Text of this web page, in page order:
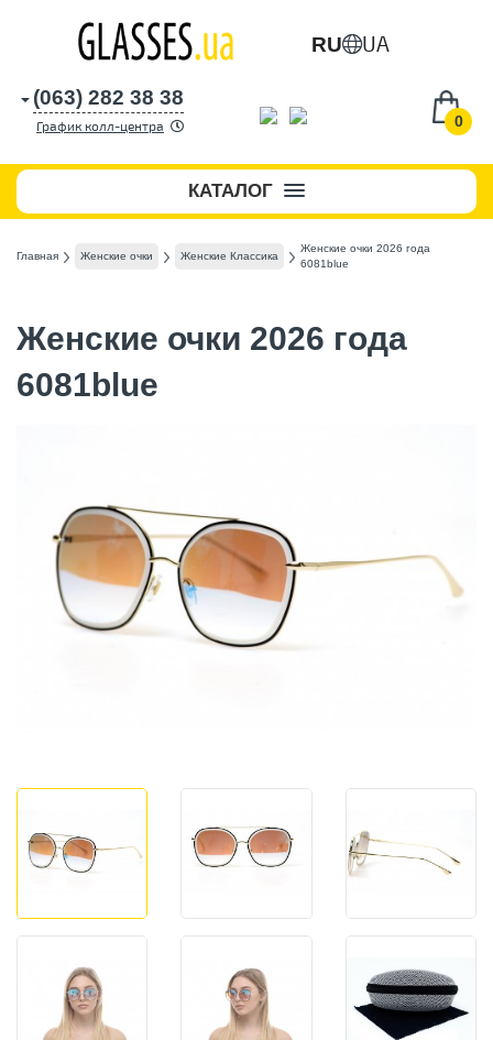
RU UA
0
(063) 282 38 38
График колл-центра
КАТАЛОГ
Главная Женские очки Женские Классика
Женские очки 2026 года
6081blue
Женские очки 2026 года
6081blue